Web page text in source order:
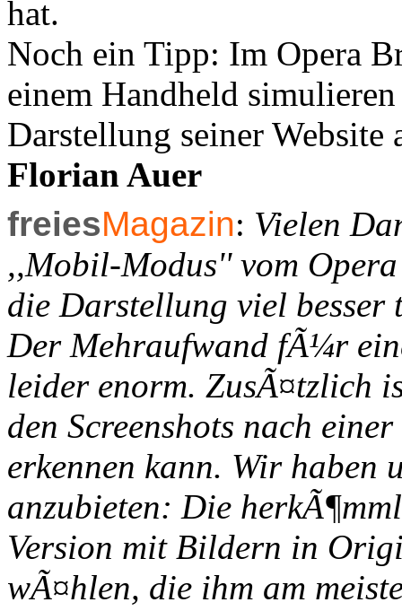
hat.
Noch ein Tipp: Im Opera
einem Handheld
Darstellung seiner
Florian Auer
freiesMagazin: Vielen
,,Mobil-Modus'' vom
die Darstellung viel besser
Der Mehraufwand fÃ¼r
leider enorm. ZusÃ¤tzlich
den Screenshots nach
erkennen kann. Wir haben
anzubieten: Die
Version mit Bildern in
wÃ¤hlen, die ihm am